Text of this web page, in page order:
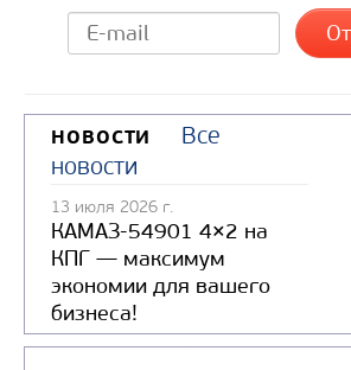
Экологический класс
Грузоподъемность, кг
Направление разгрузки
Колесная формула
Узнать
НОВОСТИ
Все
новости
13 июля 2026 г.
КАМАЗ-54901 4×2 на
КПГ — максимум
экономии для вашего
бизнеса!